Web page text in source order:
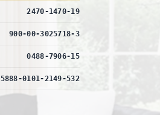
2470-1470-19
900-00-3025718-3
0488-7906-15
5888-0101-2149-532